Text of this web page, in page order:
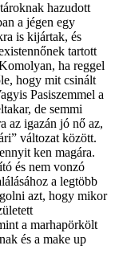
hazudott
a jégen egy
is kijártak, és
tartott
ha reggel
hogy mit csinált
Pasiszemmel a
de semmi
az igazán jó nő az,
változat között.
ken magára.
és nem vonzó
a legtöbb
azt, hogy mikor
a marhapörkölt
és a make up